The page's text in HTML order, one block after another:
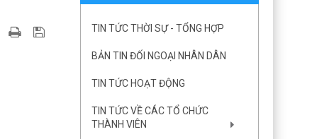
TIN TỨC THỜI SỰ - TỔNG HỢP
BẢN TIN ĐỐI NGOẠI NHÂN DÂN
TIN TỨC HOẠT ĐỘNG
TIN TỨC VỀ CÁC TỔ CHỨC
THÀNH VIÊN